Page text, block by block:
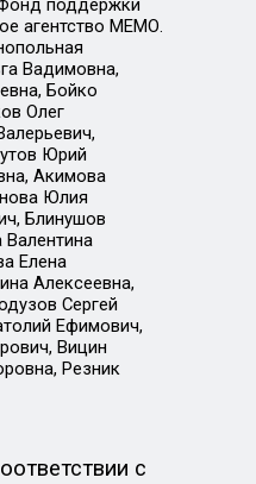
поддержки
агентство МЕМО.
Вадимовна,
Бойко
Олег
Юрий
Акимова
Юлия
Блинушов
Елена
Алексеевна,
Сергей
Ефимович,
Вицин
Резник
с